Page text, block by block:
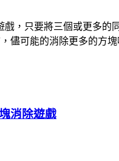
戲，只要將三個或更
儘可能的消除更多的方
消除遊戲